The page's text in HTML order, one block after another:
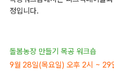
정입니다.
돌봄농장 만들기 목공 워크숍
9월 28일(목요일) 오후 2시 ~ 29